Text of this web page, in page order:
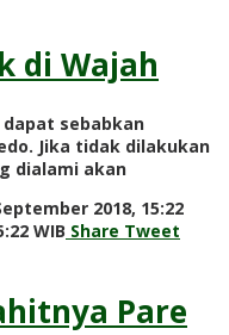
di Wajah
sebabkan
Jika tidak dilakukan
dialami akan
2018, 15:22
WIB by
Share Tweet
Pare